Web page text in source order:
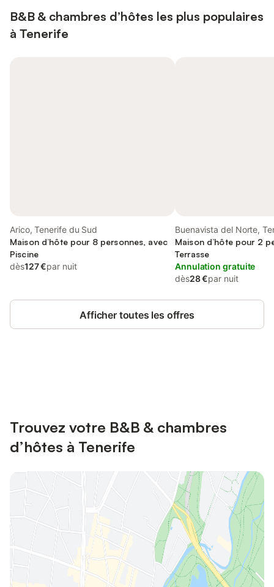
B&B & chambres d’hôtes les plus populaires
à Tenerife
Arico, Tenerife du Sud
Maison d’hôte pour 8 personnes, avec
Piscine
dès127 €par nuit
Buenavista del Norte,
Maison d’hôte pour 2
Terrasse
Annulation gratuite
dès28 €par nuit
Afficher toutes les offres
Trouvez votre B&B & chambres
d’hôtes à Tenerife